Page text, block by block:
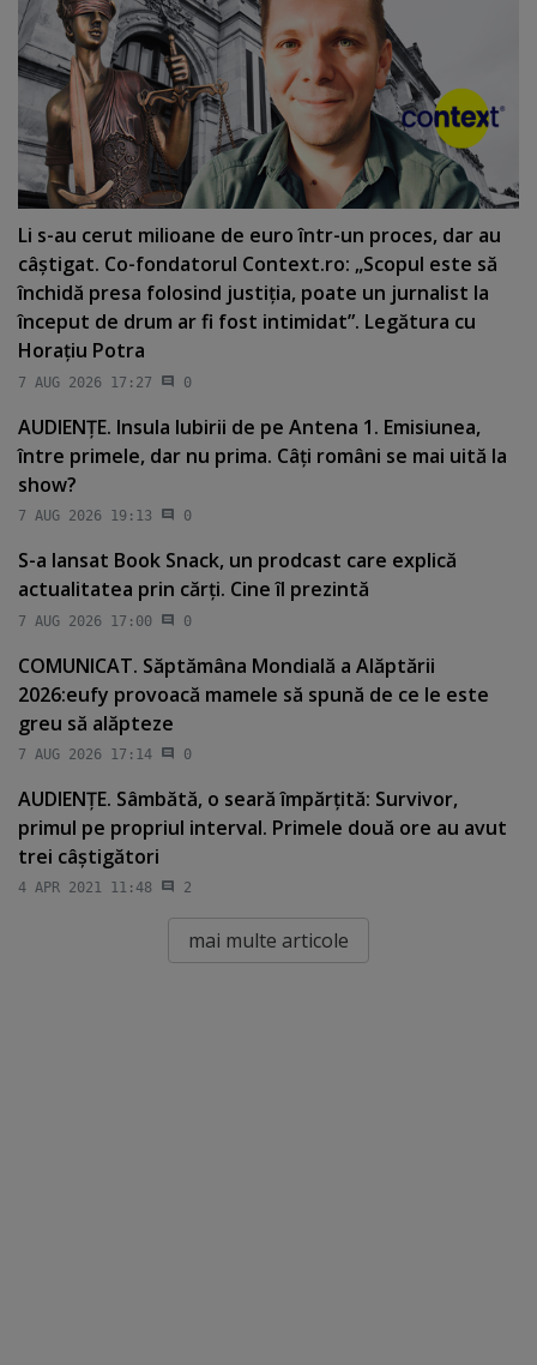
Li s-au cerut milioane de euro într-un proces, dar au
câştigat. Co-fondatorul Context.ro: „Scopul este să
închidă presa folosind justiţia, poate un jurnalist la
început de drum ar fi fost intimidat”. Legătura cu
Horaţiu Potra
7 AUG 2026 17:27 0
AUDIENŢE. Insula Iubirii de pe Antena 1. Emisiunea,
între primele, dar nu prima. Câţi români se mai uită la
show?
7 AUG 2026 19:13 0
S-a lansat Book Snack, un prodcast care explică
actualitatea prin cărţi. Cine îl prezintă
7 AUG 2026 17:00 0
COMUNICAT. Săptămâna Mondială a Alăptării
2026:eufy provoacă mamele să spună de ce le este
greu să alăpteze
7 AUG 2026 17:14 0
AUDIENŢE. Sâmbătă, o seară împărţită: Survivor,
primul pe propriul interval. Primele două ore au avut
trei câştigători
4 APR 2021 11:48 2
mai multe articole